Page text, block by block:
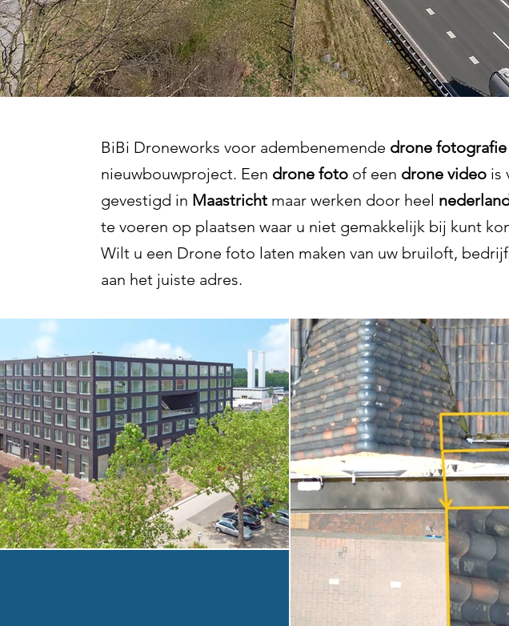
BiBi Droneworks voor adembenemende drone fotografie
nieuwbouwproject. Een drone foto of een drone video is
gevestigd in Maastricht maar werken door heel
te voeren op plaatsen waar u niet gemakkelijk bij kunt
Wilt u een Drone foto laten maken van uw bruiloft,
aan het juiste adres.